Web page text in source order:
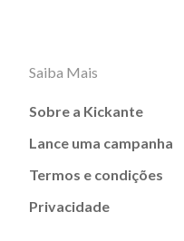
Saiba Mais
Sobre a Kickante
Lance uma campanha
Termos e condições
Privacidade